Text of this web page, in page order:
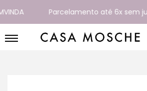
Parcelamento até 6x sem juros